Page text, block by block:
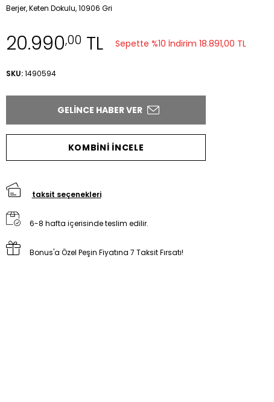
Berjer, Keten Dokulu, 10906 Gri
20.990,00TL Sepette %10 İndirim 18.891,00 TL
SKU: 1490594
GELINCE HABER VER
KOMBİNİ İNCELE
taksit seçenekleri
6-8 hafta içerisinde teslim edilir.
Bonus'a Özel Peşin Fiyatına 7 Taksit Fırsatı!